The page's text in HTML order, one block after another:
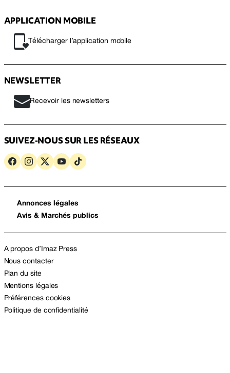
APPLICATION MOBILE
Télécharger l’application mobile
NEWSLETTER
Recevoir les newsletters
SUIVEZ-NOUS SUR LES RÉSEAUX
Annonces légales
Avis & Marchés publics
A propos d’Imaz Press
Nous contacter
Plan du site
Mentions légales
Préférences cookies
Politique de confidentialité